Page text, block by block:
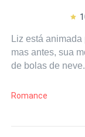
Liz está
mas antes, sua
de bolas de
decepcionado
Romance